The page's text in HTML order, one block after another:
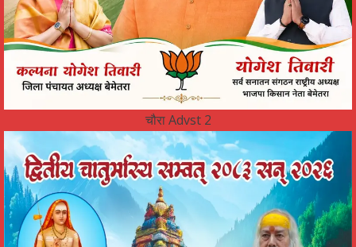
चौरा Advst 2